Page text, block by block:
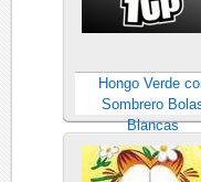
Hongo Verde
Sombrero
Blancas